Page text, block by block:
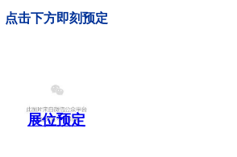
点击下方即刻预定
展位预定